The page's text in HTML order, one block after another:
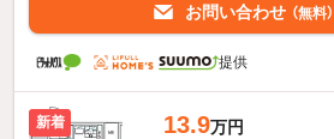
お問い合わせ （無料）
提供
新着 13.9万円